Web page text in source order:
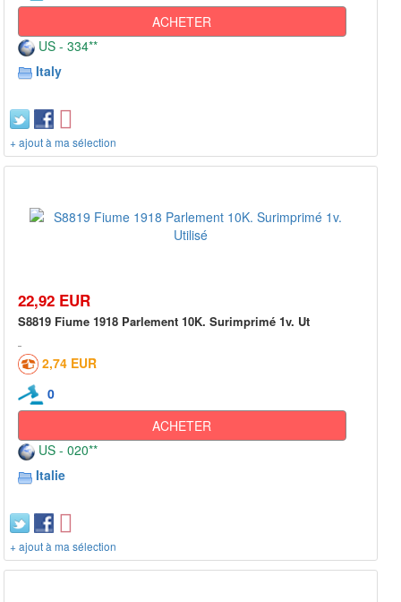
ACHETER
US - 334**
Italy
+ ajout à ma sélection
22,92 EUR
S8819 Fiume 1918 Parlement 10K. Surimprimé 1v. Ut
2,74 EUR
0
ACHETER
US - 020**
Italie
+ ajout à ma sélection